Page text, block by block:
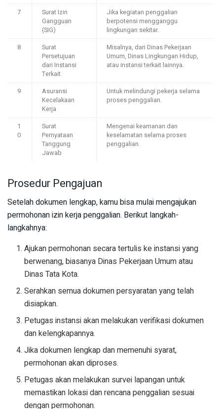
7
Surat Izin
Gangguan
(SIG)
Jika kegiatan penggalian
berpotensi mengganggu
lingkungan sekitar.
8
Surat
Persetujuan
dari Instansi
Terkait
Misalnya, dari Dinas Pekerjaan
Umum, Dinas Lingkungan Hidup,
atau instansi terkait lainnya.
9
Asuransi
Kecelakaan
Kerja
Untuk melindungi pekerja selama
proses penggalian.
1
0
Surat
Pernyataan
Tanggung
Jawab
Mengenai keamanan dan
keselamatan selama proses
penggalian.
Prosedur Pengajuan
Setelah dokumen lengkap, kamu bisa mulai mengajukan
permohonan izin kerja penggalian. Berikut langkah-
langkahnya:
Ajukan permohonan secara tertulis ke instansi yang
berwenang, biasanya Dinas Pekerjaan Umum atau
Dinas Tata Kota.
Serahkan semua dokumen persyaratan yang telah
disiapkan.
Petugas instansi akan melakukan verifikasi dokumen
dan kelengkapannya.
Jika dokumen lengkap dan memenuhi syarat,
permohonan akan diproses.
Petugas akan melakukan survei lapangan untuk
memastikan lokasi dan rencana penggalian sesuai
dengan permohonan.